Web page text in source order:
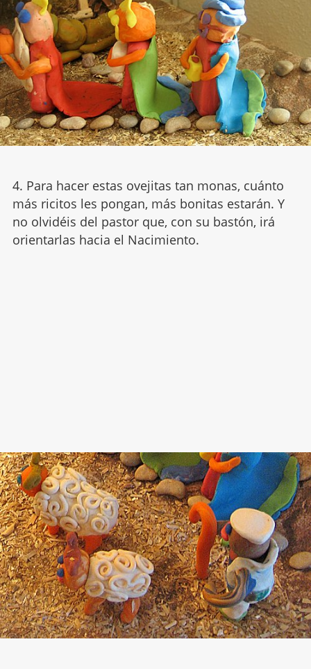
4. Para hacer estas ovejitas tan monas, cuánto
más ricitos les pongan, más bonitas estarán. Y
no olvidéis del pastor que, con su bastón, irá
orientarlas hacia el Nacimiento.